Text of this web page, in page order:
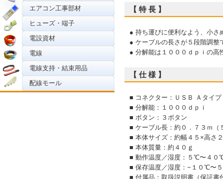
エアコン工事部材
ヒューズ・端子
電設資材
電線
電線支持・結束用品
配線モール
【 特 長 】
● 持ち運びに便利なよう、小さ
● ケーブルの長さが５段階調整
● 分解能は１０００ｄｐｉの高
【 仕 様 】
■ コネクター：ＵＳＢ Ａタイプ
■ 分解能：１０００ｄｐｉ
■ ボタン：３ボタン
■ ケーブル長：約０．７３ｍ（
■ 本体サイズ：約幅４５×高さ
■ 本体質量：約４０ｇ
■ 動作温度／湿度：５℃〜４０
■ 保存温度／湿度：−１０℃〜
■ 付属品：取扱説明書（保証書